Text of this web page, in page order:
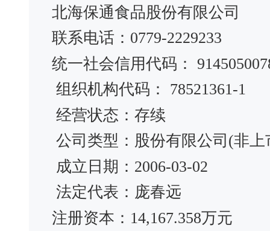
北海保通食品股份有限公司
联系电话：0779-2229233
统一社会信用代码：
组织机构代码： 78521361-1
经营状态：存续
公司类型：股份有限公司(非
成立日期：2006-03-02
法定代表：庞春远
注册资本：14,167.358万元